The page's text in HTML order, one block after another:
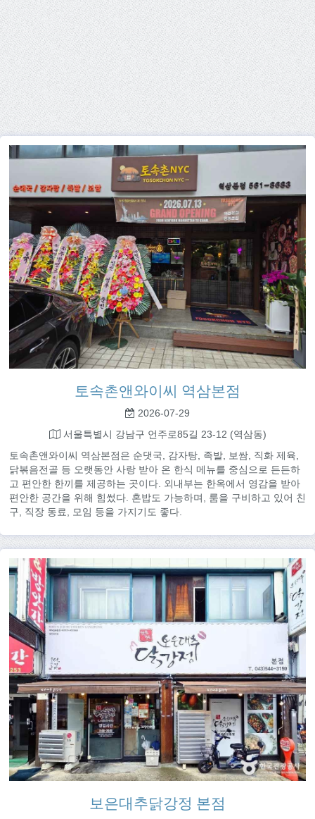
토속촌앤와이씨 역삼본점
2026-07-29
서울특별시 강남구 언주로85길 23-12 (역삼동)
토속촌앤와이씨 역삼본점은 순댓국, 감자탕, 족발, 보쌈, 직화 제육,
닭볶음전골 등 오랫동안 사랑 받아 온 한식 메뉴를 중심으로 든든하
고 편안한 한끼를 제공하는 곳이다. 외내부는 한옥에서 영감을 받아
편안한 공간을 위해 힘썼다. 혼밥도 가능하며, 룸을 구비하고 있어 친
구, 직장 동료, 모임 등을 가지기도 좋다.
보은대추닭강정 본점